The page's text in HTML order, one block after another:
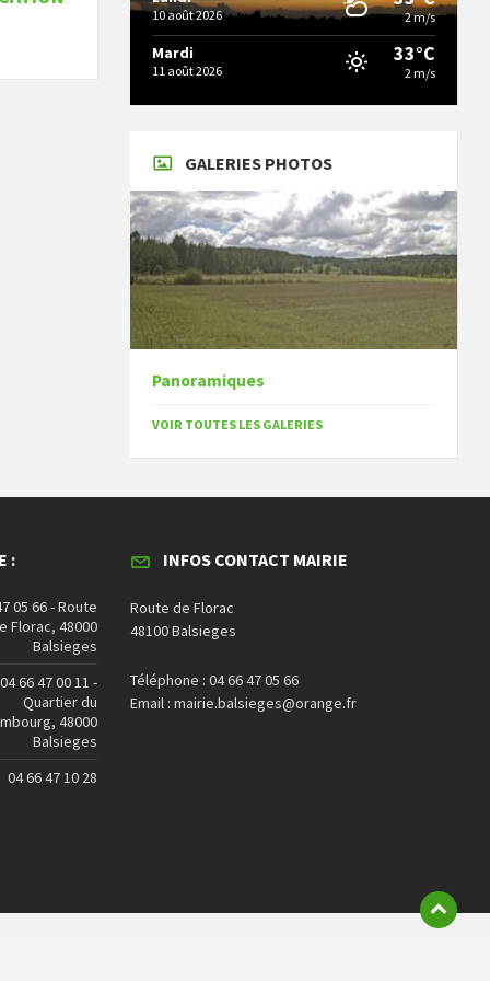
10 août 2026 2 m/s
Mardi
11 août 2026
33°C
2 m/s
GALERIES PHOTOS
Panoramiques
VOIR TOUTES LES GALERIES
:
05 66 - Route
Florac, 48000
Balsieges
04 66 47 00 11 -
Quartier du
48000
Balsieges
04 66 47 10 28
INFOS CONTACT MAIRIE
Route de Florac
48100 Balsieges
Téléphone : 04 66 47 05 66
Email : mairie.balsieges@orange.fr